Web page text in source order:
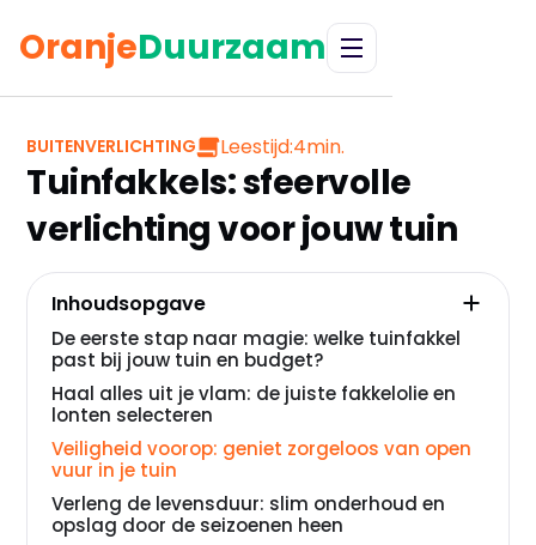
OranjeDuurzaam
BUITENVERLICHTING Leestijd:4min.
Tuinfakkels: sfeervolle
verlichting voor jouw tuin
Inhoudsopgave
De eerste stap naar magie: welke tuinfakkel
past bij jouw tuin en budget?
Haal alles uit je vlam: de juiste fakkelolie en
lonten selecteren
Veiligheid voorop: geniet zorgeloos van open
vuur in je tuin
Verleng de levensduur: slim onderhoud en
opslag door de seizoenen heen